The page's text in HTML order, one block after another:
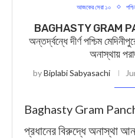
আজকের সেরা ১০
BAGHASTY GRAM
অন্তর্দ্বন্ধে দীর্ণ পশ্চিম
অনাস্থায়
byBiplabi Sabyasachi
Baghasty Gram
প্রধানের বিরুদ্ধে অনাস্থা